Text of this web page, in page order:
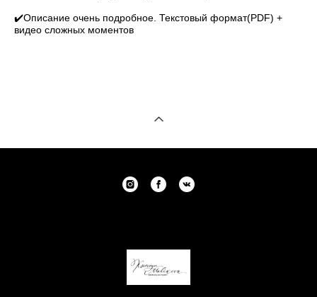
✔️Описание очень подробное. Текстовый формат(PDF) +
видео сложных моментов